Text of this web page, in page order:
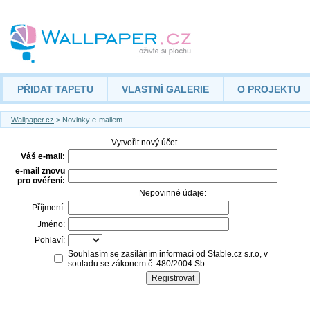
PŘIDAT TAPETU VLASTNÍ GALERIE O PROJEKTU
Wallpaper.cz > Novinky e-mailem